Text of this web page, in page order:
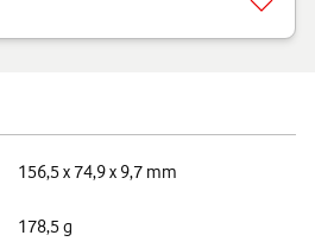
156,5 x 74,9 x 9,7 mm
178,5 g